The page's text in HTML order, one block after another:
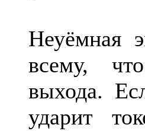
Неуёмная
всему,
выхода.
ударит